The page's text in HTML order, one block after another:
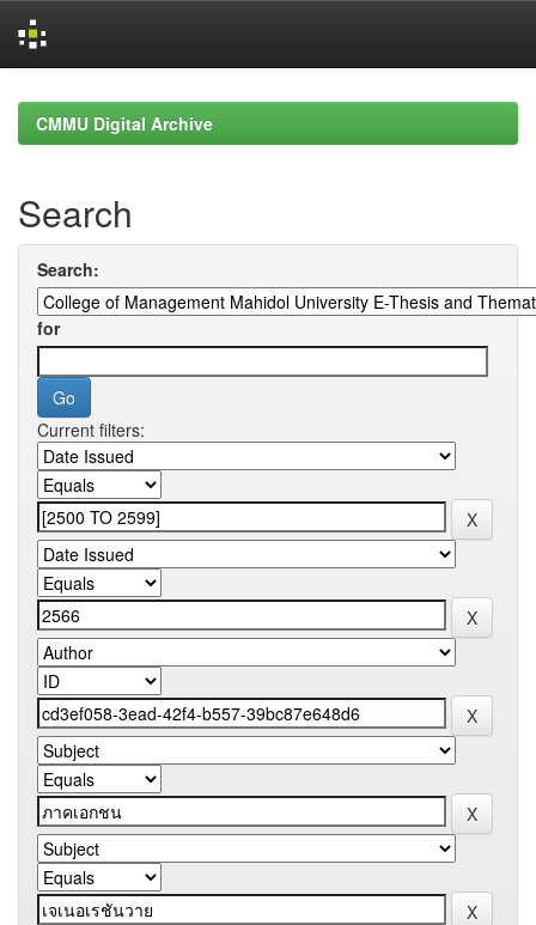
navigationCMMU Digital Archive
Search
Search:
for
Current filters: